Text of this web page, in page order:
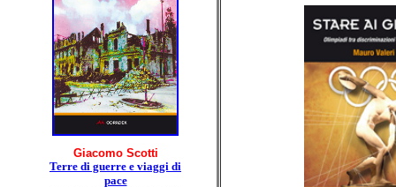
Giacomo Scotti
Terre di guerre e viaggi di
pace